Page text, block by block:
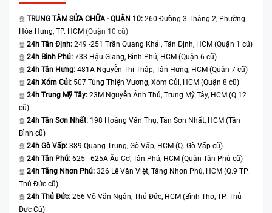
TRUNG TÂM SỬA CHỮA - QUẬN 10: 260 Đường 3 Tháng 2, Phường
Hòa Hưng, TP. HCM (Quận 10 cũ)
24h Tân Định: 249 -251 Trần Quang Khải, Tân Định, HCM (Quận 1 cũ)
24h Bình Phú: 733 Hậu Giang, Bình Phú, HCM (Quận 6 cũ)
24h Tân Hưng: 481A Nguyễn Thị Thập, Tân Hưng, HCM (Quận 7 cũ)
24h Xóm Củi: 507 Tùng Thiện Vương, Xóm Củi, HCM (Quận 8 cũ)
24h Trung Mỹ Tây: 23M Nguyễn Ảnh Thủ, Trung Mỹ Tây, HCM (Q.12
cũ)
24h Tân Sơn Nhất: 198 Hoàng Văn Thụ, Tân Sơn Nhất, HCM (Tân
Bình cũ)
24h Gò Vấp: 389 Quang Trung, Gò Vấp, HCM (Q. Gò Vấp cũ)
24h Tân Phú: 625 - 625A Âu Cơ, Tân Phú, HCM (Quận Tân Phú cũ)
24h Tăng Nhơn Phú: 326 Lê Văn Việt, Tăng Nhơn Phú, HCM (Q.9 TP.
Thủ Đức cũ)
24h Thủ Đức: 256 Võ Văn Ngân, Thủ Đức, HCM (Bình Thọ, TP. Thủ
Đức Cũ)